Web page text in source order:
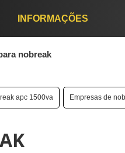
INFORMAÇÕES
nobreak
apc 1500va Empresas de